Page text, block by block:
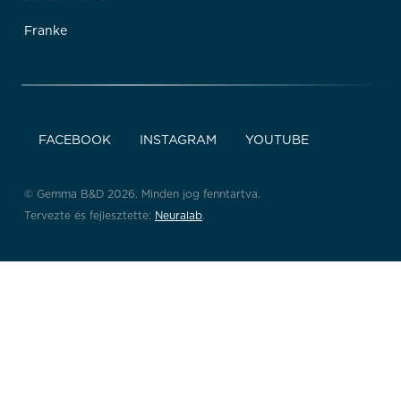
Franke
FACEBOOK INSTAGRAM YOUTUBE
© Gemma B&D 2026. Minden jog fenntartva.
Tervezte és fejlesztette: Neuralab.